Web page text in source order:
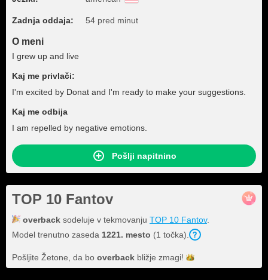
Zadnja oddaja: 54 pred minut
O meni
I grew up and live
Kaj me privlači:
I'm excited by Donat and I'm ready to make your suggestions.
Kaj me odbija
I am repelled by negative emotions.
Pošlji napitnino
TOP 10 Fantov
overback sodeluje v tekmovanju TOP 10 Fantov.
Model trenutno zaseda 1221. mesto (1 točka).
Pošljite Žetone, da bo overback bližje zmagi!